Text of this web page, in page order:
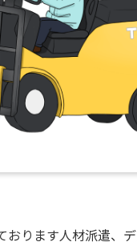
おります人材派遣、